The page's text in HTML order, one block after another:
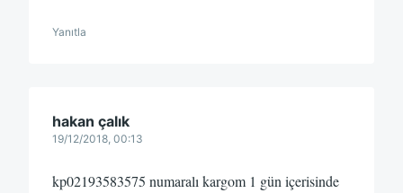
Yanıtla
hakan çalık
19/12/2018, 00:13
kp02193583575 numaralı kargom 1 gün içerisinde